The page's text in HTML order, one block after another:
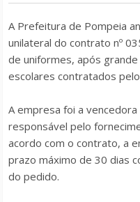
A Prefeitura de Pompeia
unilateral do contrato nº
de uniformes, após
escolares contratados
A empresa foi a
responsável pelo
acordo com o contrato, a
prazo máximo de 30 dias
do pedido.